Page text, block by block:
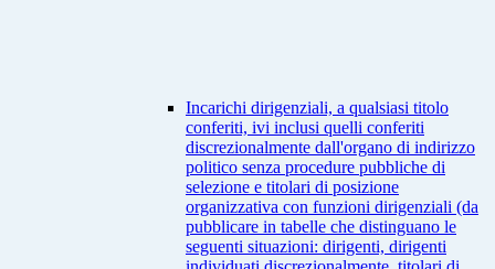
Incarichi dirigenziali, a qualsiasi titolo
conferiti, ivi inclusi quelli conferiti
discrezionalmente dall'organo di indirizzo
politico senza procedure pubbliche di
selezione e titolari di posizione
organizzativa con funzioni dirigenziali (da
pubblicare in tabelle che distinguano le
seguenti situazioni: dirigenti, dirigenti